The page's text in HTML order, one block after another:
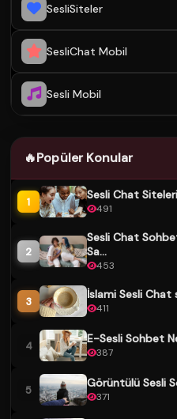
SesliSiteler
SesliChat Mobil
Sesli Mobil
🔥Popüler Konular
1 Sesli Chat
491
2
Sesli Chat
Sa...
453
3 İslami Sesli Chat
411
4 E-Sesli Sohbet
387
5 Görüntülü Sesli
371